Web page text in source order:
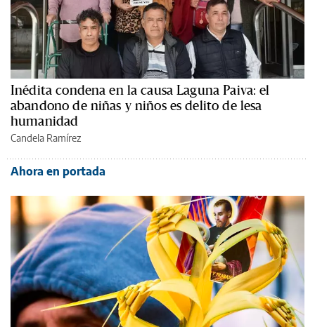
Inédita condena en la causa Laguna Paiva: el
abandono de niñas y niños es delito de lesa
humanidad
Candela Ramírez
Ahora en portada